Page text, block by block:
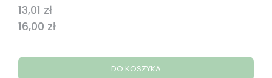
Cena
16,00 zł
Cena
13,01 zł
DO KOSZYKA